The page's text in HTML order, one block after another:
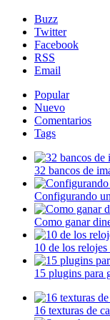
Buzz
Twitter
Facebook
RSS
Email
Popular
Nuevo
Comentarios
Tags
32 bancos de
Configurando
Como ganar
10 de los
15 plugins para
16 texturas de